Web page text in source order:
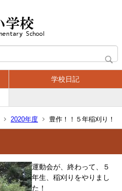
学校日記
2020年度 豊作！！５年稲刈り！
運動会が、終わって、５
年生、稲刈りをやりまし
た！